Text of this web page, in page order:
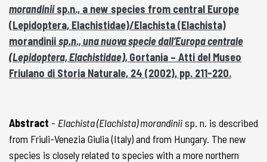
morandiniisp.n., a new species from central Europe
(Lepidoptera, Elachistidae)/Elachista (Elachista)
morandiniisp.n., una nuova specie dall’Europa centrale
(Lepidoptera, Elachistidae),Gortania – Atti del Museo
Friulano di Storia Naturale, 24 (2002), pp. 211-220.
Abstract - Elachista (Elachista) morandiniisp. n. is described
from Friuli-Venezia Giulia (Italy) and from Hungary. The new
species is closely related to species with a more northern